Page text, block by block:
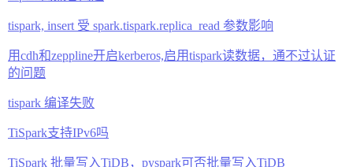
tispark, insert 受 spark.tispark.replica_read 参数影响
用cdh和zeppline开启kerberos,启用tispark读数据，通不过认证
的问题
tispark 编译失败
TiSpark支持IPv6吗
TiSpark 批量写入TiDB，pyspark可否批量写入TiDB